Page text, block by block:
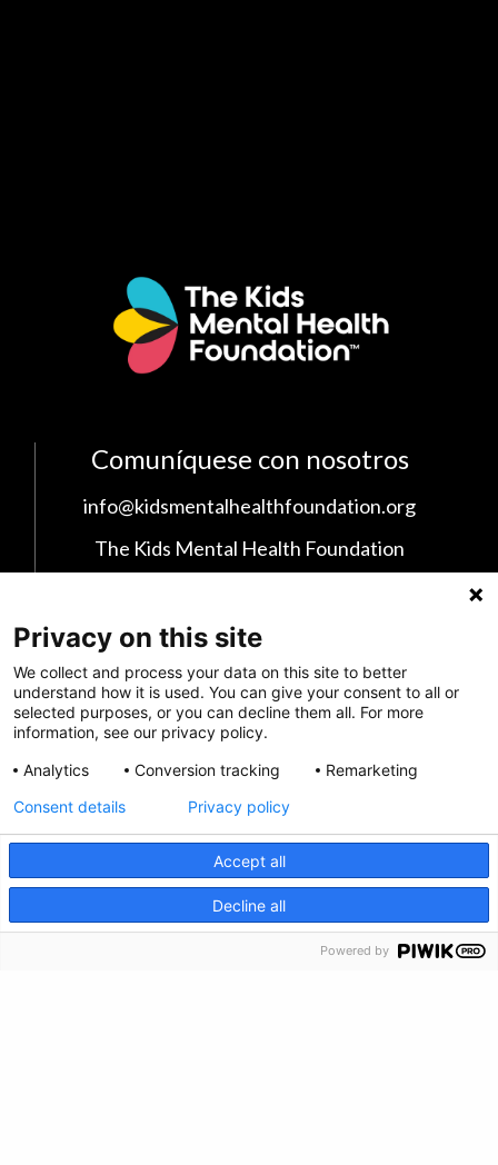
Comuníquese con nosotros
info@kidsmentalhealthfoundation.org
The Kids Mental Health Foundation
Síganos en las Redes Sociales
Privacy on this site
We collect and process your data on this site to better
understand how it is used. You can give your consent to all or
selected purposes, or you can decline them all. For more
information, see our privacy policy.
Analytics
Conversion tracking Remarketing
Accept all
Decline all
Consent details Privacy policy
Powered by